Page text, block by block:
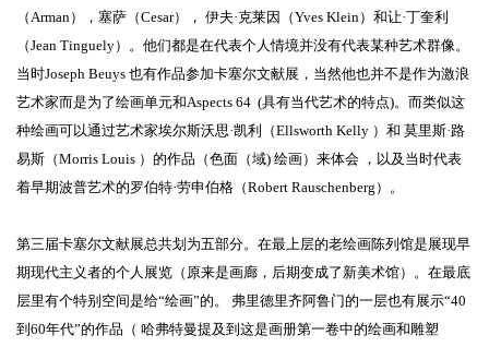
（Arman），塞萨（Cesar）， 伊夫·克莱因（Yves Klein）和让·丁奎利
（Jean Tinguely）。他们都是在代表个人情境并没有代表某种艺术群像。
当时Joseph Beuys 也有作品参加卡塞尔文献展，当然他也并不是作为激浪
艺术家而是为了绘画单元和Aspects 64 (具有当代艺术的特点)。而类似这
种绘画可以通过艺术家埃尔斯沃思·凯利（Ellsworth Kelly ）和 莫里斯·路
易斯（Morris Louis ）的作品（色面（域) 绘画）来体会 ，以及当时代表
着早期波普艺术的罗伯特·劳申伯格（Robert Rauschenberg）。
第三届卡塞尔文献展总共划为五部分。在最上层的老绘画陈列馆是展现早
期现代主义者的个人展览（原来是画廊，后期变成了新美术馆）。在最底
层里有个特别空间是给“绘画”的。 弗里德里齐阿鲁门的一层也有展示“40
到60年代”的作品（ 哈弗特曼提及到这是画册第一卷中的绘画和雕塑